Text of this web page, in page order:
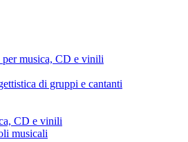
per musica, CD e vinili
di gruppi e cantanti
CD e vinili
musicali